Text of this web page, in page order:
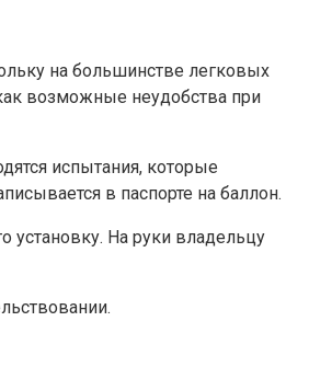
на большинстве легковых
возможные неудобства при
испытания, которые
в паспорте на баллон.
установку. На руки владельцу